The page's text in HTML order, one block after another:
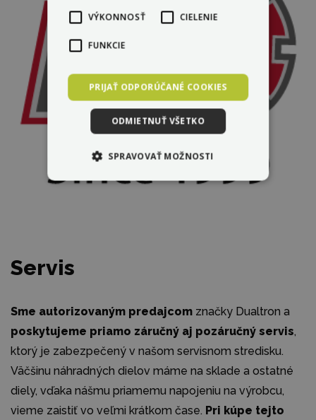
Servis
Sme autorizovaným predajcom značky Dualtron a
poskytujeme priamo záručný aj pozáručný servis,
ktorý je zabezpečený v našom servisnom stredisku.
Väčšinu náhradných dielov máme na sklade a ostatné
diely, vďaka nášmu priamemu napojeniu na výrobcu,
vieme zaistiť vo veľmi krátkom čase. Pri kúpe tejto
VÝKONNOSŤ CIELENIE
FUNKCIE
PRIJAŤ ODPORÚČANÉ COOKIES
ODMIETNUŤ VŠETKO
SPRAVOVAŤ MOŽNOSTI